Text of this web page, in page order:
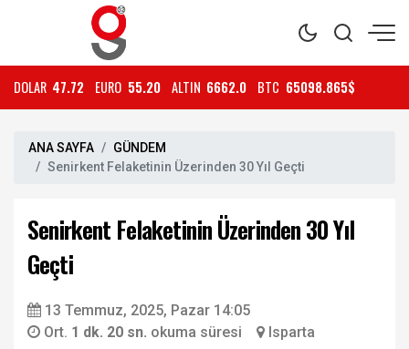
DOLAR 47.72 EURO 55.20 ALTIN 6662.0 BTC 65098.865$
ANA SAYFA
GÜNDEM
Senirkent Felaketinin Üzerinden 30 Yıl Geçti
Senirkent Felaketinin Üzerinden 30 Yıl
Geçti
13 Temmuz, 2025, Pazar 14:05
Ort. 1 dk. 20 sn. okuma süresi Isparta